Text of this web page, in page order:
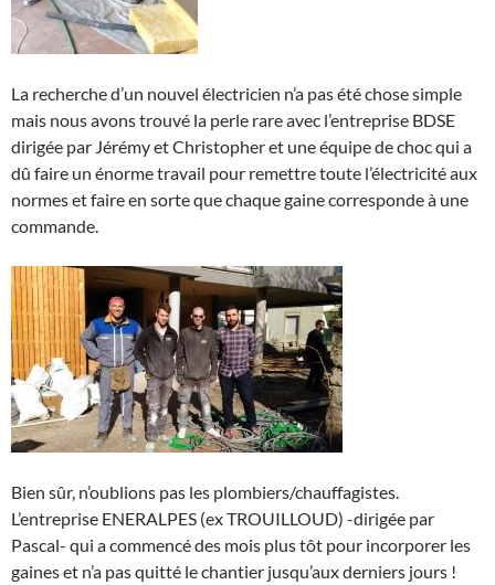
La recherche d’un nouvel électricien n’a pas été chose simple
mais nous avons trouvé la perle rare avec l’entreprise BDSE
dirigée par Jérémy et Christopher et une équipe de choc qui a
dû faire un énorme travail pour remettre toute l’électricité aux
normes et faire en sorte que chaque gaine corresponde à une
commande.
Bien sûr, n’oublions pas les plombiers/chauffagistes.
L’entreprise ENERALPES (ex TROUILLOUD) -dirigée par
Pascal- qui a commencé des mois plus tôt pour incorporer les
gaines et n’a pas quitté le chantier jusqu’aux derniers jours !